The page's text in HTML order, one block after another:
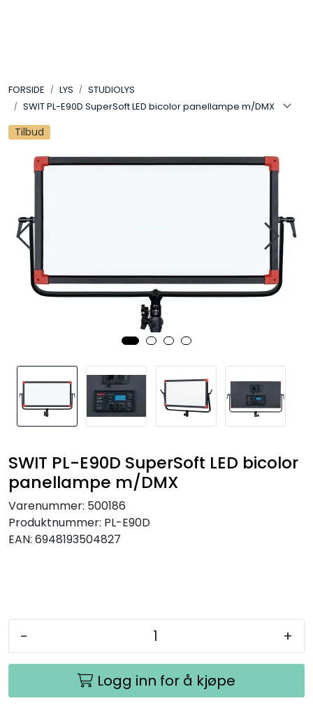
FORSIDE LYS
STUDIOLYS
SWIT PL-E90D SuperSoft LED bicolor panellampe m/DMX
Tilbud
SWIT PL-E90D SuperSoft LED bicolor
panellampe m/DMX
Varenummer: 500186
Produktnummer: PL-E90D
EAN: 6948193504827
- +
Logg inn for å kjøpe
LYD
LYS
TILBEHØR
AKTUELT
BRUKT